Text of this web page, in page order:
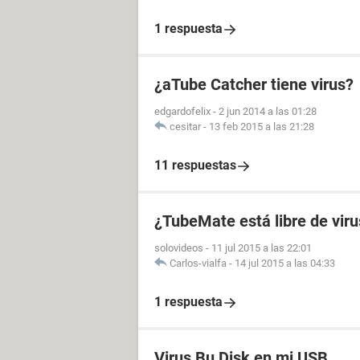
1 respuesta
¿aTube Catcher tiene virus?
edgardofelix - 2 jun 2014 a las 01:28
cesitar - 13 feb 2015 a las 21:28
11 respuestas
¿TubeMate está libre de
solovideos - 11 jul 2015 a las 22:01
Carlos-vialfa - 14 jul 2015 a las 04:33
1 respuesta